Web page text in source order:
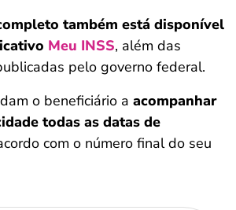
também está disponível
Meu INSS, além das
pelo governo federal.
o beneficiário a acompanhar
todas as datas de
com o número final do seu